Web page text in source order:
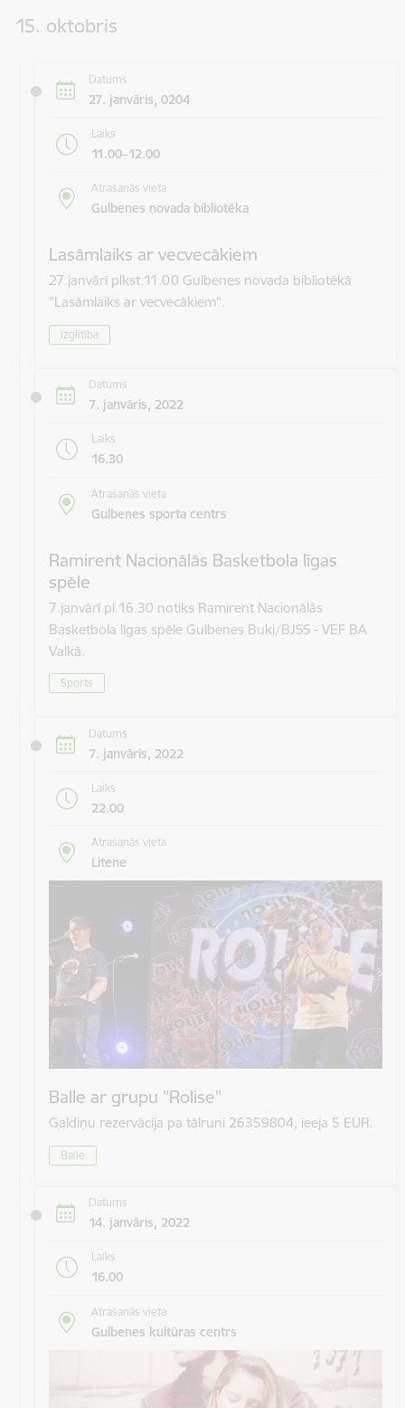
15. oktobris
Datums
27. janvāris, 0204
Laiks
11.00–12.00
Atrašanās vieta
Gulbenes novada bibliotēka
Lasāmlaiks ar vecvecākiem
27.janvārī plkst.11.00 Gulbenes novada bibliotēkā
"Lasāmlaiks ar vecvecākiem".
Izglītība
Datums
7. janvāris, 2022
Laiks
16.30
Atrašanās vieta
Gulbenes sporta centrs
Ramirent Nacionālās Basketbola līgas
spēle
7.janvārī pl.16.30 notiks Ramirent Nacionālās
Basketbola līgas spēle Gulbenes Buki/BJSS - VEF BA
Valkā.
Sports
Datums
7. janvāris, 2022
Laiks
22.00
Atrašanās vieta
Litene
Balle ar grupu "Rolise"
Galdiņu rezervācija pa tālruni 26359804, ieeja 5 EUR.
Balle
Datums
14. janvāris, 2022
Laiks
16.00
Atrašanās vieta
Gulbenes kultūras centrs